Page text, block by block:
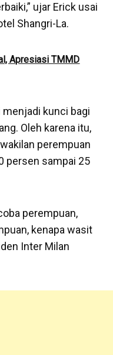
ujar Erick usai
Shangri-La.
Apresiasi TMMD
kunci bagi
Oleh karena itu,
perempuan
persen sampai 25
perempuan,
kenapa wasit
Inter Milan